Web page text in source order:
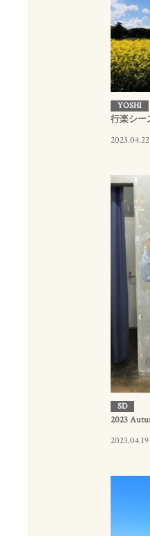
YOSHI
行楽シー
2023.04.22
SD
2023
2023.04.19